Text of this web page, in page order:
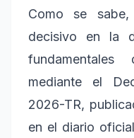
Como se
decisivo en la
mediante el
2026-TR,
en el diario